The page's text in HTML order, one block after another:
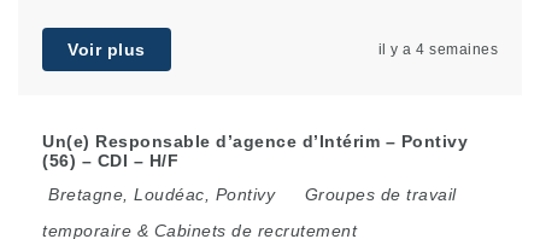
Voir plus il y a 4 semaines
Un(e) Responsable d’agence d’Intérim – Pontivy
(56) – CDI – H/F
Bretagne Loudéac Pontivy
Groupes de travail
temporaire & Cabinets de recrutement